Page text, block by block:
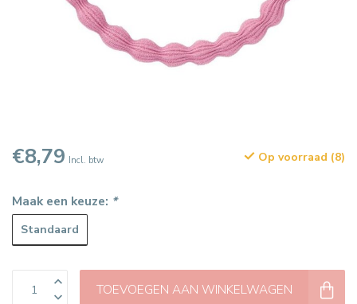
€8,79 Incl. btw Op voorraad (8)
Maak een keuze: *
Standaard
TOEVOEGEN AAN WINKELWAGEN